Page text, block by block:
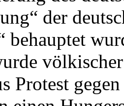
der
behauptet
Protest